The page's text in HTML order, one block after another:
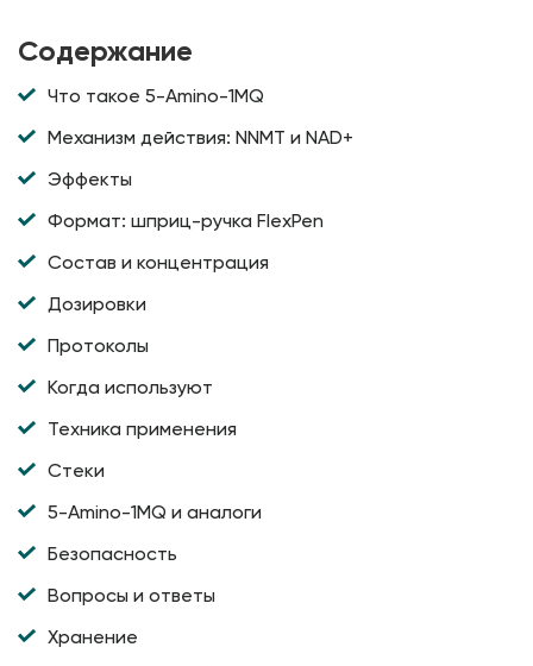
Содержание
Что такое 5-Amino-1MQ
Механизм действия: NNMT и NAD+
Эффекты
Формат: шприц-ручка FlexPen
Состав и концентрация
Дозировки
Протоколы
Когда используют
Техника применения
Стеки
5-Amino-1MQ и аналоги
Безопасность
Вопросы и ответы
Хранение